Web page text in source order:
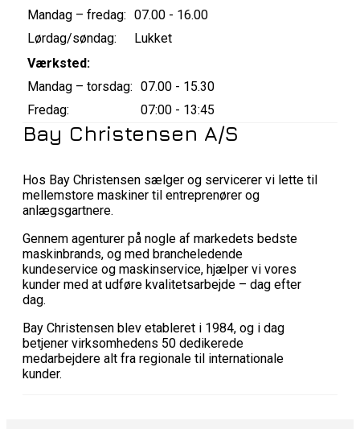
Mandag – fredag: 07.00 - 16.00
Lørdag/søndag:
Lukket
Værksted:
Mandag – torsdag: 07.00 - 15.30
Fredag:
07:00 - 13:45
Bay Christensen A/S
Hos Bay Christensen sælger og servicerer vi lette til
mellemstore maskiner til entreprenører og
anlægsgartnere.
Gennem agenturer på nogle af markedets bedste
maskinbrands, og med brancheledende
kundeservice og maskinservice, hjælper vi vores
kunder med at udføre kvalitetsarbejde – dag efter
dag.
Bay Christensen blev etableret i 1984, og i dag
betjener virksomhedens 50 dedikerede
medarbejdere alt fra regionale til internationale
kunder.